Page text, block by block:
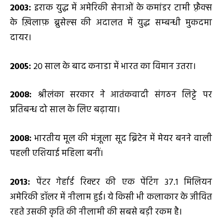
2003: इराक युद्ध में अमेरिकी सेनाओं के कमांडर टामी फ़्रैक्स
के ख़िलाफ़ ब्रुसेल्स की अदालत में युद्ध सम्बन्धी मुकदमा
दायर।
2005: 20 साल के बाद कनाडा में भारत का विमान उतरा।
2008: श्रीलंका सरकार ने आतंकवादी संगठन लिट्टे पर
प्रतिबन्ध दो साल के लिए बढ़ाया।
2008: भारतीय मूल की मंजूला सूद ब्रिटेन में मेयर बनने वाली
पहली एशियाई महिला बनीं।
2013: पेंटर गेर्हार्ड रिक्टर की एक पेंटिंग 37.1 मिलियन
अमेरिकी डॉलर में नीलाम हुई। ये किसी भी कलाकार के जीवित
रहते उसकी कृति की नीलामी की सबसे बड़ी रकम है।